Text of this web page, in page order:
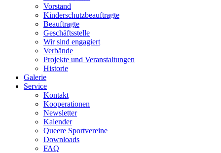
Vorstand
Kinderschutzbeauftragte
Beauftragte
Geschäftsstelle
Wir sind engagiert
Verbände
Projekte und Veranstaltungen
Historie
Galerie
Service
Kontakt
Kooperationen
Newsletter
Kalender
Queere Sportvereine
Downloads
FAQ